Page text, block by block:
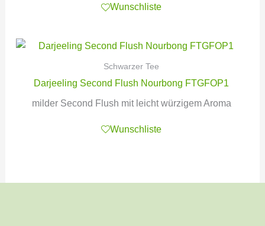
Wunschliste
Schwarzer Tee
Darjeeling Second Flush Nourbong FTGFOP1
milder Second Flush mit leicht würzigem Aroma
Wunschliste